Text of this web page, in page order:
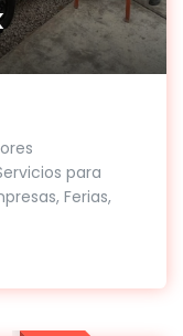
para
Ferias,